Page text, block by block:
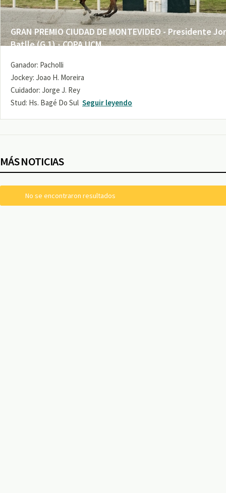
GRAN PREMIO CIUDAD DE MONTEVIDEO - Presidente
Batlle (G 1) - COPA UCM
Ganador: Pacholli
Jockey: Joao H. Moreira
Cuidador: Jorge J. Rey
Stud: Hs. Bagé Do Sul Seguir leyendo
MÁS NOTICIAS
No se encontraron resultados